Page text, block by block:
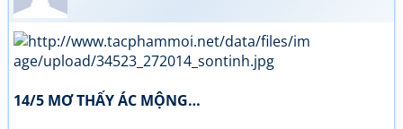
14/5 MƠ THẤY ÁC MỘNG…